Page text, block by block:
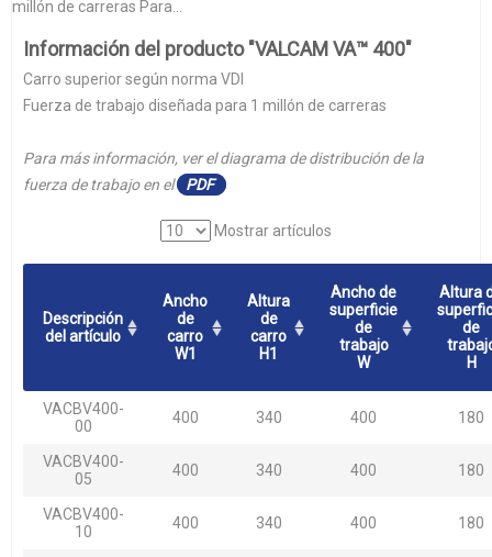
millón de carreras Para...
Información del producto "VALCAM VA™ 400"
Carro superior según norma VDI
Fuerza de trabajo diseñada para 1 millón de carreras
Para más información, ver el diagrama de distribución de la
fuerza de trabajo en elPDF
Mostrar artículos
Descripción
del artículo
Ancho
de
carro
W1
Altura
de
carro
H1
Ancho de
superficie
de
trabajo
W
Altura
de
H
VACBV400-
00
400 340 400 180
VACBV400-
05
400 340 400 180
VACBV400-
10
400 340 400 180